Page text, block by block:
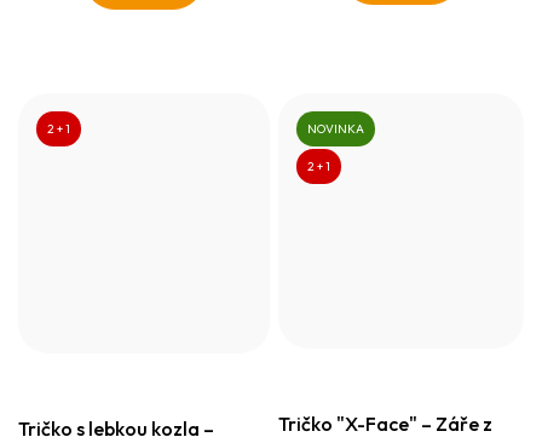
2 + 1
Tričko s lebkou kozla –
NOVINKA
2 + 1
Tričko "X-Face" – Záře z